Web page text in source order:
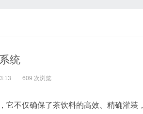
统
609 次浏览
不仅确保了茶饮料的高效、精确灌装，